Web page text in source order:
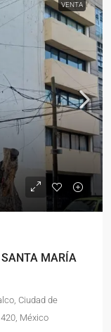
VENTA
SANTA MARÍA
Ciudad de
México